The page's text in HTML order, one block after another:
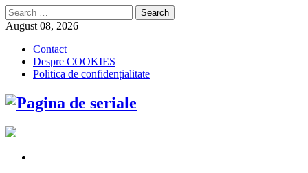
Search
for:
August 08, 2026
Contact
Despre COOKIES
Politica de confidențialitate